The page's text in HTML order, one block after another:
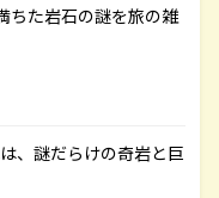
ちた岩石の謎を旅の雑
、謎だらけの奇岩と巨